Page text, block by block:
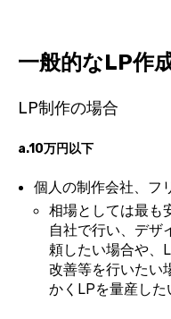
一般的なLP作
LP制作の場合
a.10万円以下
個人の制作会社、フ
相場としては最も
自社で行い、デザ
頼したい場合や、
改善等を行いたい
かくLPを量産した